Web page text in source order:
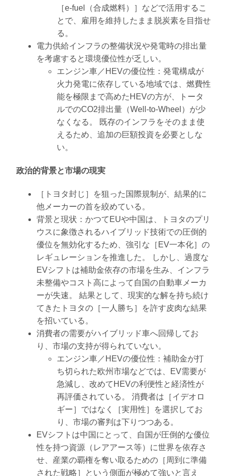
［e-fuel（合成燃料）］などで活用するこ
とで、雇用を維持したまま脱炭素を目指せ
る。
電力供給インフラの整備状況や発電時の排出量
を考慮すると環境優位性が乏しい。
エンジン車／HEVの優位性：発電構成が
火力発電に依存している地域では、燃費性
能を極限まで高めたHEVの方が、トータ
ルでのCO2排出量（Well-to-Wheel）が少
なくなる。 既存のインフラをそのまま使
えるため、追加の巨額投資を必要としな
い。
政治的背景と市場の現実
［トヨタ封じ］を狙った国際規制が、結果的に
他メーカーの首を絞めている。
背景と現状：かつてEUや中国は、トヨタのプリ
ウスに象徴されるハイブリッド技術での圧倒的
優位を無効化するため、強引な［EV一本化］の
レギュレーションを推進した。 しかし、過度な
EVシフトは補助金依存の市場を生み、インフラ
未整備やコスト高によって自国の自動車メーカ
ーが失速。 結果として、現実的な解を持ち続け
てきたトヨタの［一人勝ち］を許す皮肉な結果
を招いている。
消費者の需要がハイブリッド車へ回帰してお
り、市場の支持が得られていない。
エンジン車／HEVの優位性：補助金が打
ち切られた欧州市場などでは、EV需要が
急減し、改めてHEVの利便性と経済性が
再評価されている。 消費者は［イデオロ
ギー］ではなく［実用性］を選択してお
り、市場の審判は下りつつある。
EVシフトは中国にとって、自国が圧倒的な優位
性を持つ資源（レアアース等）に世界を依存さ
せ、産業の覇権を奪い取るための［周到に準備
された戦略］という側面が極めて強いと言え